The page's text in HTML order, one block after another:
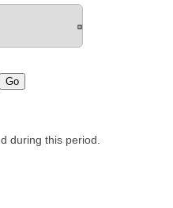
during this period.